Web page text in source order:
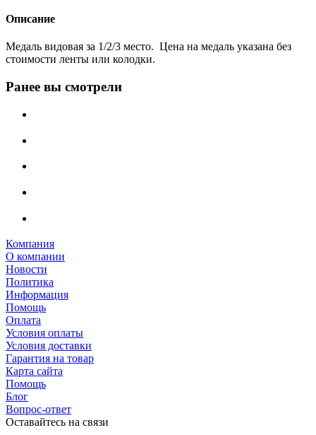
Описание
Медаль видовая за 1/2/3 место. Цена на медаль указана без
стоимости ленты или колодки.
Ранее вы смотрели
Компания
О компании
Новости
Политика
Информация
Помощь
Оплата
Условия оплаты
Условия доставки
Гарантия на товар
Карта сайта
Помощь
Блог
Вопрос-ответ
Оставайтесь на связи